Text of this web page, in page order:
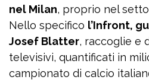
nel Milan, proprio nel
Nello specifico l’Infront,
Josef Blatter, raccoglie e
televisivi, quantificati in
campionato di calcio